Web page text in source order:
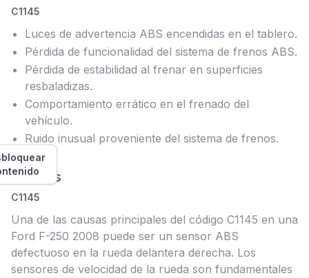
C1145
Luces de advertencia ABS encendidas en el tablero.
Pérdida de funcionalidad del sistema de frenos ABS.
Pérdida de estabilidad al frenar en superficies
resbaladizas.
Comportamiento errático en el frenado del
vehículo.
Ruido inusual proveniente del sistema de frenos.
Causas
C1145
Una de las causas principales del código C1145 en una
Ford F-250 2008 puede ser un sensor ABS
defectuoso en la rueda delantera derecha. Los
sensores de velocidad de la rueda son fundamentales